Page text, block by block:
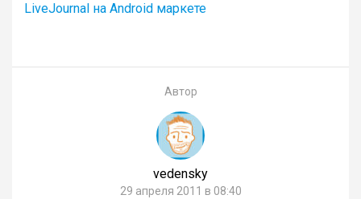
LiveJournal на Android маркете
Автор
vedensky
29 апреля 2011 в 08:40